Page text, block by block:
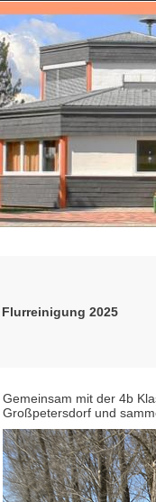
Flurreinigung 2025
Gemeinsam mit der 4b
Großpetersdorf und